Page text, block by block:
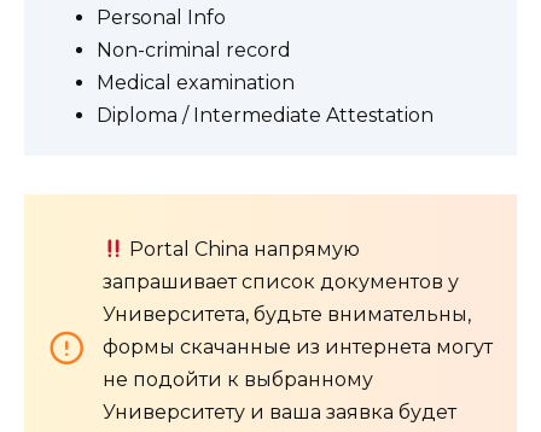
Personal Info
Non-criminal record
Medical examination
Diploma / Intermediate Attestation
Portal China напрямую
запрашивает список документов у
Университета, будьте внимательны,
формы скачанные из интернета могут
не подойти к выбранному
Университету и ваша заявка будет